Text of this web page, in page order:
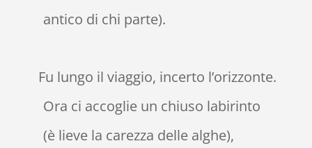
antico di chi parte).
Fu lungo il viaggio, incerto l’orizzonte.
Ora ci accoglie un chiuso labirinto
(è lieve la carezza delle alghe),